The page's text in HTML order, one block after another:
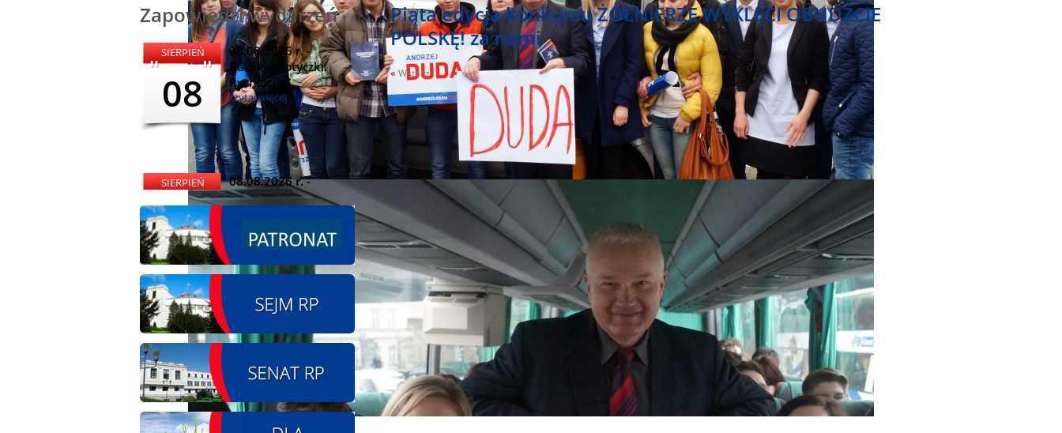
Zapowiedzi wydarzeń
SIERPIEŃ
08
08.08.2026 r. -
Babskie Potyczki.
Rychłocice
czytaj więcej
SIERPIEŃ
08
08.08.2026 r. -
Dożynki i
SIERPIEŃ
08
08.08.2026 r. - Piknik
integracyjny. Krępa
60 u Sołtysa
Piąta edycja konkursu ŻOŁNIERZE WYKLĘCI OBUDŹCIE
POLSKĘ! za nami
« Wstecz